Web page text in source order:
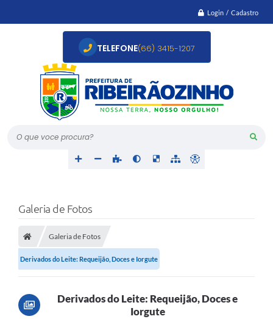
Login / Cadastro
O que voce procura?
TELEFONE(66) 3415-1207
Galeria de Fotos
Galeria de Fotos
Derivados do Leite: Requeijão, Doces e Iorgute
Derivados do Leite: Requeijão, Doces e
Iorgute